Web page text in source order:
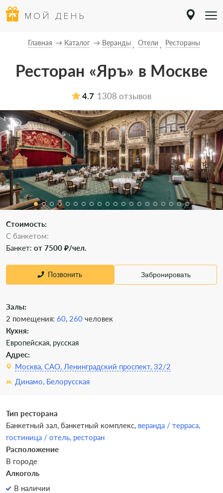
МОЙ ДЕНЬ
Главная Каталог Веранды Отели Рестораны
Ресторан «Яръ» в Москве
4.7 1308 отзывов
Стоимость:
С банкетом:
Банкет: от 7500 ₽/чел.
Позвонить Забронировать
Залы:
2 помещения: 60, 260 человек
Кухня:
Европейская, русская
Адрес:
Москва, САО, Ленинградский проспект, 32/2
Динамо, Белорусская
Тип ресторана
Банкетный зал, банкетный комплекс, веранда / терраса,
гостиница / отель, ресторан
Расположение
В городе
Алкоголь
В наличии